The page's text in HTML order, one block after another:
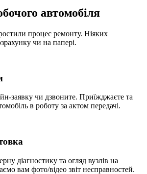
автомобіля
процес ремонту. Ніяких
чи на папері.
заявку чи дзвоните. Приїжджаєте та
в роботу за актом передачі.
діагностику та огляд вузлів на
вам фото/відео звіт несправностей.